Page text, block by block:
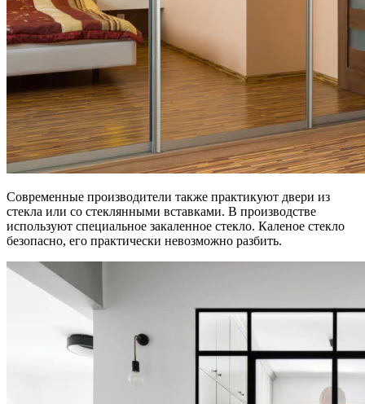
Современные производители также практикуют двери из
стекла или со стеклянными вставками. В производстве
используют специальное закаленное стекло. Каленое стекло
безопасно, его практически невозможно разбить.